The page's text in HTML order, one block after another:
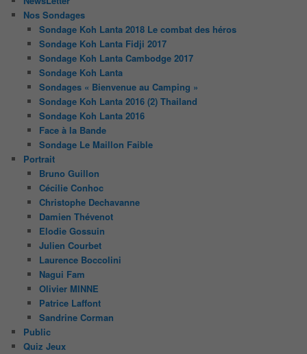
Nos Sondages
Sondage Koh Lanta 2018 Le combat des héros
Sondage Koh Lanta Fidji 2017
Sondage Koh Lanta Cambodge 2017
Sondage Koh Lanta
Sondages « Bienvenue au Camping »
Sondage Koh Lanta 2016 (2) Thailand
Sondage Koh Lanta 2016
Face à la Bande
Sondage Le Maillon Faible
Portrait
Bruno Guillon
Cécilie Conhoc
Christophe Dechavanne
Damien Thévenot
Elodie Gossuin
Julien Courbet
Laurence Boccolini
Nagui Fam
Olivier MINNE
Patrice Laffont
Sandrine Corman
Public
Quiz Jeux